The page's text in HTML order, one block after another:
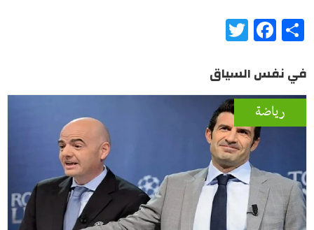
Share
Facebook
في نفس السياق
رياضة